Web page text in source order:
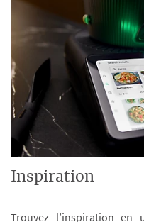
Inspiration
Trouvez l’inspiration